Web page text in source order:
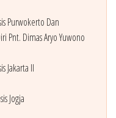
Purwokerto Dan
Pnt. Dimas Aryo Yuwono
Jakarta II
Jogja